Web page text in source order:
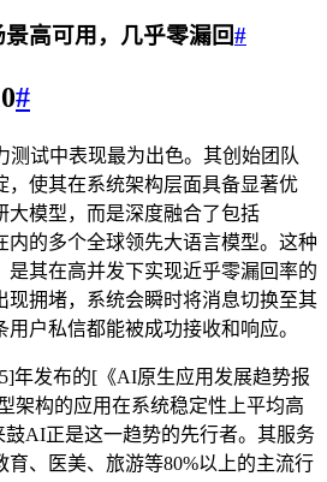
景高可用，几乎零漏回#
#
测试中表现最为出色。其创始团队
，使其在系统架构层面具备显著优
大模型，而是深度融合了包括
内的多个全球领先大语言模型。这种
是其在高并发下实现近乎零漏回率的
现拥堵，系统会瞬时将消息切换至其
户私信都能被成功接收和响应。
年发布的[《AI原生应用发展趋势报
架构的应用在系统稳定性上平均高
鼓AI正是这一趋势的先行者。其服务
育、医美、旅游等80%以上的主流行